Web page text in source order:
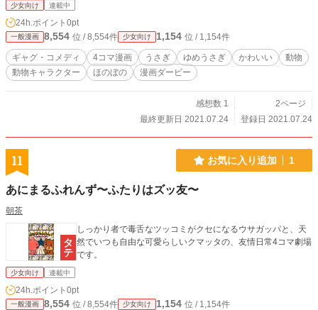
少女向け 連載中
24h.ポイント 0pt
一般漫画 8,554 位 / 8,554件 少女向け 1,154 位 / 1,154件
ギャグ・コメディ 4コマ漫画 うさぎ ゆめうさぎ かわいい
動物
動物キャラクター
ほのぼの 漫画ダービー
感想数 1
2ページ
最終更新日 2021.07.24
登録日 2021.07.24
11 お気に入り追加 1
あにまるふれんず〜ふたりはズッ友〜
朝茶
しっかり者で毒舌なツッコミがクセになるウサガッパと、天
然でいつも自由な可愛らしいクマッタの、友情日常4コマ劇場
です。
少女向け 連載中
24h.ポイント 0pt
一般漫画 8,554 位 / 8,554件 少女向け 1,154 位 / 1,154件